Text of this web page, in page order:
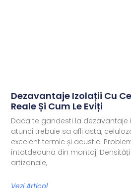
Dezavantaje Izolații Cu
Reale Și Cum Le Eviți
Daca te gandesti la dezavantaje
atunci trebuie sa afli asta,
excelent termic și acustic.
întotdeauna din montaj.
artizanale,